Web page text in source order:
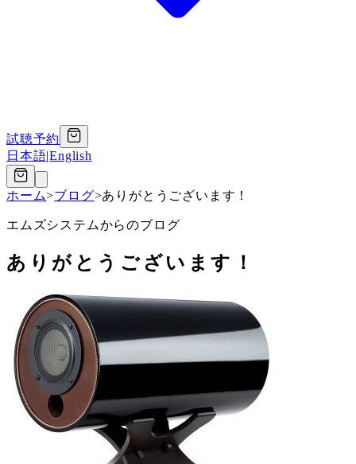
試聴予約
日本語|English
ホーム>ブログ>ありがとうございます！
エムズシステムからのブログ
ありがとうございます！